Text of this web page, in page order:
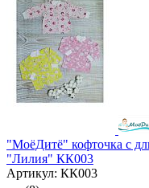
"МоёДитё" кофточка с
"Лилия" КК003
Артикул: КК003